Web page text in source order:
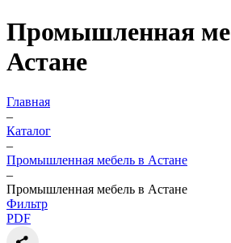
Промышленная
Астане
Главная
–
Каталог
–
Промышленная мебель в Астане
–
Промышленная мебель в Астане
Фильтр
PDF